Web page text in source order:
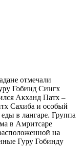
отмечали
Гобинд Сингх
Акханд Патх –
Сахиба и особый
в лангаре. Группа
в Амритсаре
на
Гуру Гобинду